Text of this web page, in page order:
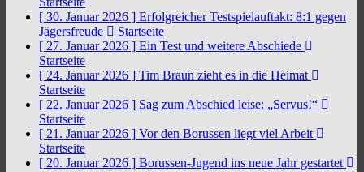
[ 30. Januar 2026 ] Erfolgreicher Testspielauftakt: 8:1 gegen
Jägersfreude
Startseite
[ 27. Januar 2026 ] Ein Test und weitere Abschiede
Startseite
[ 24. Januar 2026 ] Tim Braun zieht es in die Heimat
Startseite
[ 22. Januar 2026 ] Sag zum Abschied leise: „Servus!“
Startseite
[ 21. Januar 2026 ] Vor den Borussen liegt viel Arbeit
Startseite
[ 20. Januar 2026 ] Borussen-Jugend ins neue Jahr gestartet